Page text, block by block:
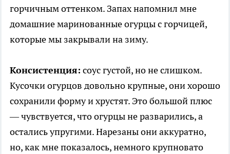
горчичным оттенком. Запах напомнил мне
домашние маринованные огурцы с горчицей,
которые мы закрывали на зиму.
Консистенция: соус густой, но не слишком.
Кусочки огурцов довольно крупные, они хорошо
сохранили форму и хрустят. Это большой плюс
— чувствуется, что огурцы не разварились, а
остались упругими. Нарезаны они аккуратно,
но, как мне показалось, немного крупновато